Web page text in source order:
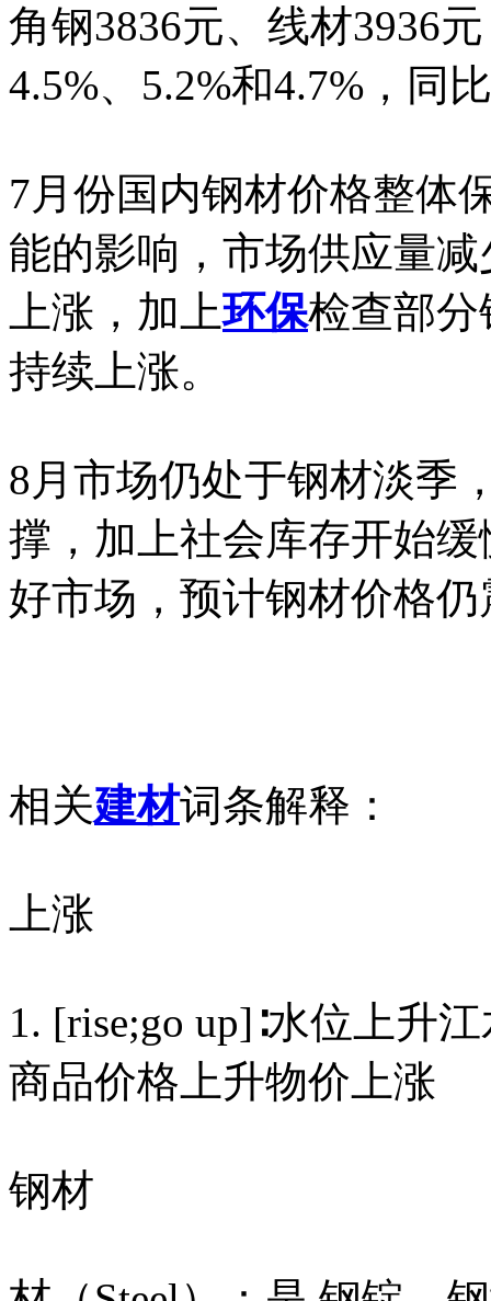
角钢3836元、线材3936
4.5%、5.2%和4.7%，同
7月份国内钢材价格整体
能的影响，市场供应量
上涨，加上环保检查部
持续上涨。
8月市场仍处于钢材淡季
撑，加上社会库存开始
好市场，预计钢材价格
相关建材词条解释：
上涨
1. [rise;go up]∶水位上升
商品价格上升物价上涨
钢材